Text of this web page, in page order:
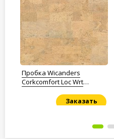
Пробка Wicanders
Corkcomfort Loc Wrt
Заказать